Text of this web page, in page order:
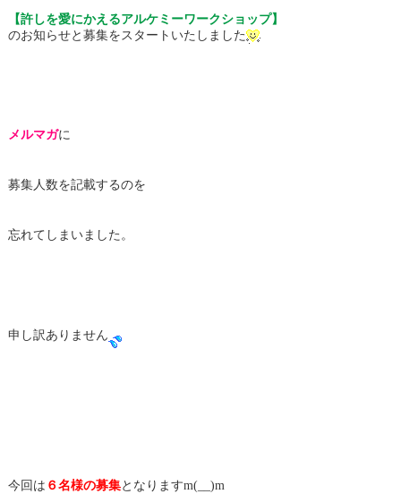
【許しを愛にかえるアルケミーワークショップ】
のお知らせと募集をスタートいたしました
メルマガに
募集人数を記載するのを
忘れてしまいました。
申し訳ありません
今回は ６名様の募集となりますm(__)m